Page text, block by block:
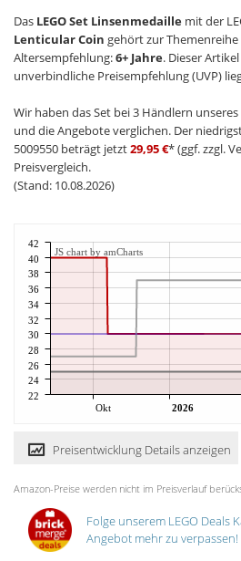
Das LEGO Set Linsenmedaille mit der
Lenticular Coin gehört zur Themenreihe
Altersempfehlung:6+ Jahre. Dieser
unverbindliche Preisempfehlung (UVP)
Wir haben das Set bei 3 Händlern
und die Angebote verglichen. Der
5009550 beträgt jetzt29,95 €* (ggf. zzgl.
Preisvergleich.
(Stand: 10.08.2026)
Okt 2026
22
24
26
28
30
32
34
36
38
40
42
JS chart by amCharts
Preisentwicklung Details anzeigen
Amazon-Preise werden nicht im Preisverlauf
Folge unserem LEGO Deals
Angebot mehr zu verpassen!